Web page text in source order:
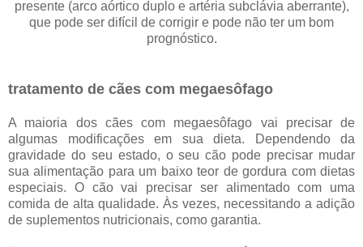
presente (arco aórtico duplo e artéria subclávia aberrante),
que pode ser difícil de corrigir e pode não ter um bom
prognóstico.
tratamento de cães com megaesôfago
A maioria dos cães com megaesôfago vai precisar de
algumas modificações em sua dieta. Dependendo da
gravidade do seu estado, o seu cão pode precisar mudar
sua alimentação para um baixo teor de gordura com dietas
especiais. O cão vai precisar ser alimentado com uma
comida de alta qualidade. Às vezes, necessitando a adição
de suplementos nutricionais, como garantia.